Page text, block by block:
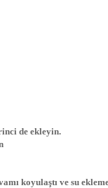
de ekleyin.
koyulaştı ve su